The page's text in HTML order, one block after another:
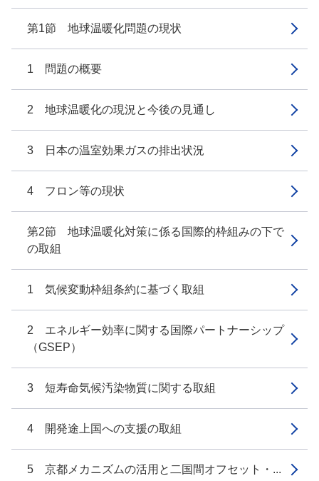
第1節 地球温暖化問題の現状
1 問題の概要
2 地球温暖化の現況と今後の見通し
3 日本の温室効果ガスの排出状況
4 フロン等の現状
第2節 地球温暖化対策に係る国際的枠組みの下で
の取組
1 気候変動枠組条約に基づく取組
2 エネルギー効率に関する国際パートナーシップ
（GSEP）
3 短寿命気候汚染物質に関する取組
4 開発途上国への支援の取組
5 京都メカニズムの活用と二国間オフセット・...